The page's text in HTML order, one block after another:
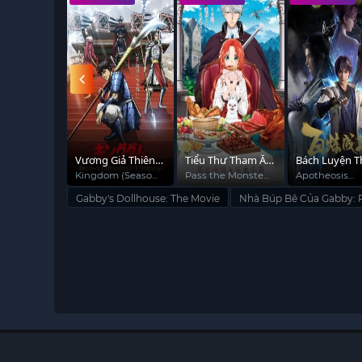
Vương Giả Thiên
Hạ (Mùa 6)
Kingdom (Season
6)
Tiểu Thư Tham Ăn
Và Công Tước Ma
Cà Rồng
Pass the Monster
Meat, Milady!
Bách Luyện
Thần (Phần 2)
Apotheosis
(Season 2)
Gabby's Dollhouse: The Movie Nhà Búp Bê Của Gabby: